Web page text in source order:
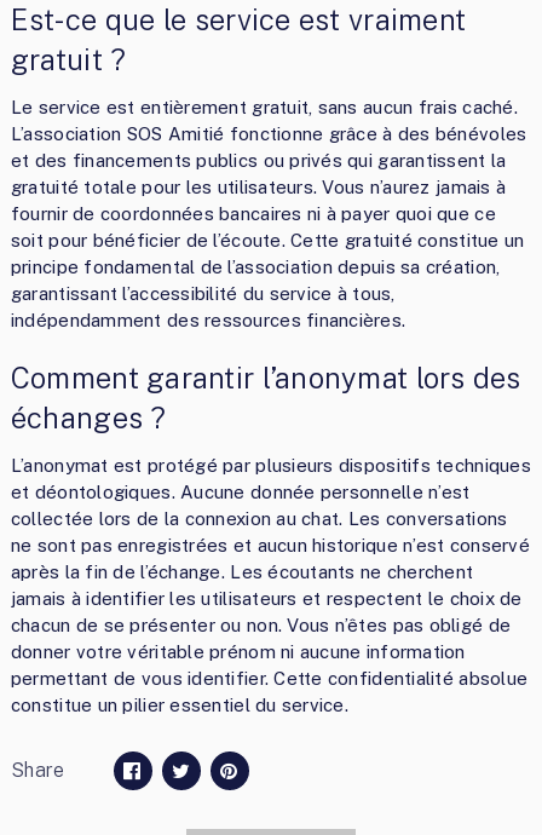
Est-ce que le service est vraiment
gratuit ?
Le service est entièrement gratuit, sans aucun frais caché.
L’association SOS Amitié fonctionne grâce à des bénévoles
et des financements publics ou privés qui garantissent la
gratuité totale pour les utilisateurs. Vous n’aurez jamais à
fournir de coordonnées bancaires ni à payer quoi que ce
soit pour bénéficier de l’écoute. Cette gratuité constitue un
principe fondamental de l’association depuis sa création,
garantissant l’accessibilité du service à tous,
indépendamment des ressources financières.
Comment garantir l’anonymat lors des
échanges ?
L’anonymat est protégé par plusieurs dispositifs techniques
et déontologiques. Aucune donnée personnelle n’est
collectée lors de la connexion au chat. Les conversations
ne sont pas enregistrées et aucun historique n’est conservé
après la fin de l’échange. Les écoutants ne cherchent
jamais à identifier les utilisateurs et respectent le choix de
chacun de se présenter ou non. Vous n’êtes pas obligé de
donner votre véritable prénom ni aucune information
permettant de vous identifier. Cette confidentialité absolue
constitue un pilier essentiel du service.
Share